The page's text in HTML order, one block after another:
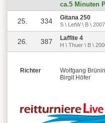
ca.5 Minuten
25. 334 Gitana 250
S \ LetW \ B \
26. 387 Laffite 4
H \ Thuer \ B \
Richter
Wolfgang
Birgit Höfer